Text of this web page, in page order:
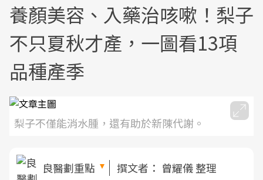
養顏美容、入藥治咳嗽！梨子
不只夏秋才產，一圖看13項
品種產季
梨子不僅能消水腫，還有助於新陳代謝。
良醫劃重點 撰文者： 曾耀儀 整理